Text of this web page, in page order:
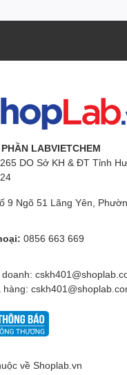
LABVIETCHEM
DO Sở KH & ĐT Tỉnh
9 Ngõ 51 Lãng Yên,
0856 663 669
hàng:
về Shoplab.vn